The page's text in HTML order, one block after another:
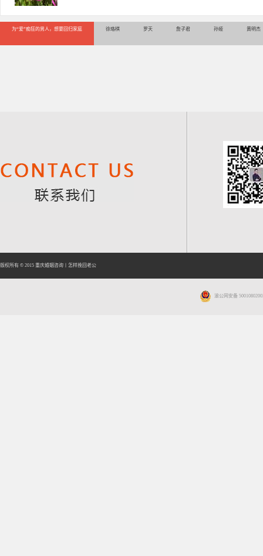
为“爱”痴狂的男人，想要回归家庭 徐珞棋 罗天 詹子君 孙娅 黄明杰
版权所有 © 2015 重庆婚姻咨询 怎样挽回老公
渝公网安备